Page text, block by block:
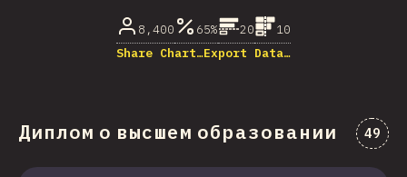
8,400 65% 20
10
Share Chart…Export Data…
Диплом о высшем образовании 49